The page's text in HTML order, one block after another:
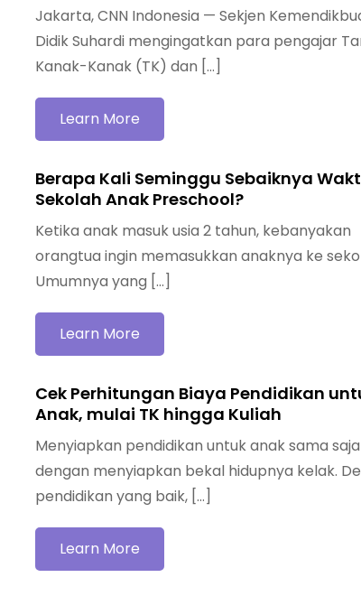
Jakarta, CNN Indonesia — Sekjen
Didik Suhardi mengingatkan para pengajar
Kanak-Kanak (TK) dan […]
Learn More
Berapa Kali Seminggu Sebaiknya
Sekolah Anak Preschool?
Ketika anak masuk usia 2 tahun, kebanyakan
orangtua ingin memasukkan anaknya ke
Umumnya yang […]
Learn More
Cek Perhitungan Biaya Pendidikan
Anak, mulai TK hingga Kuliah
Menyiapkan pendidikan untuk anak sama saja
dengan menyiapkan bekal hidupnya kelak.
pendidikan yang baik, […]
Learn More